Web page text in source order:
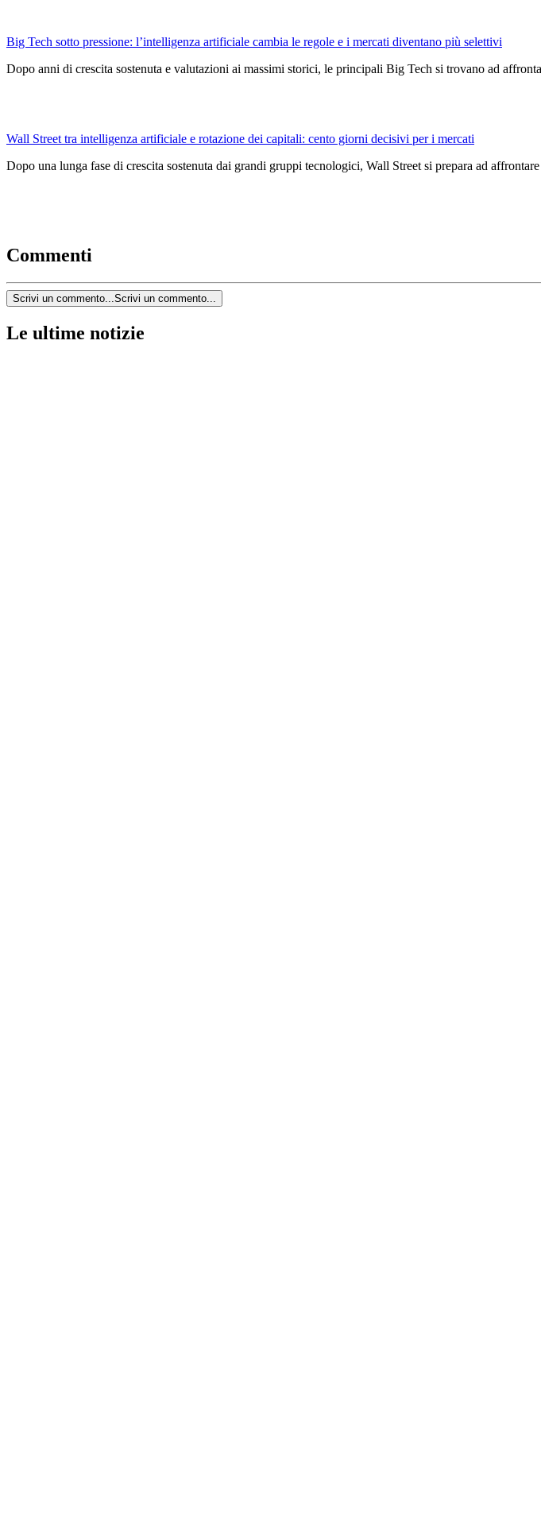
Big Tech sotto pressione: l’intelligenza artificiale cambia le regole e i mercati diventano più selettivi
Dopo anni di crescita sostenuta e valutazioni ai massimi storici, le principali Big Tech si trovano ad
Wall Street tra intelligenza artificiale e rotazione dei capitali: cento giorni decisivi per i mercati
Dopo una lunga fase di crescita sostenuta dai grandi gruppi tecnologici, Wall Street si prepara ad
Commenti
Scrivi un commento... Scrivi un commento...
Le ultime notizie